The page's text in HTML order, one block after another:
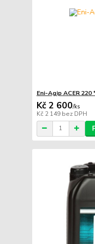
Eni-Agip ACER 220
Kč 2 600/ks
Kč 2 149 bez DPH